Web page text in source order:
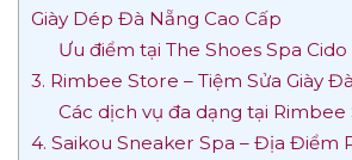
Giày Dép Đà Nẵng Cao Cấp
Ưu điểm tại The Shoes Spa Cido
3. Rimbee Store – Tiệm Sửa Giày
Các dịch vụ đa dạng tại Rimbee
4. Saikou Sneaker Spa – Địa Điểm